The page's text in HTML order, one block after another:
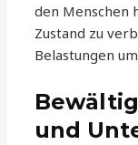
den Menschen
Zustand zu
Belastungen
und